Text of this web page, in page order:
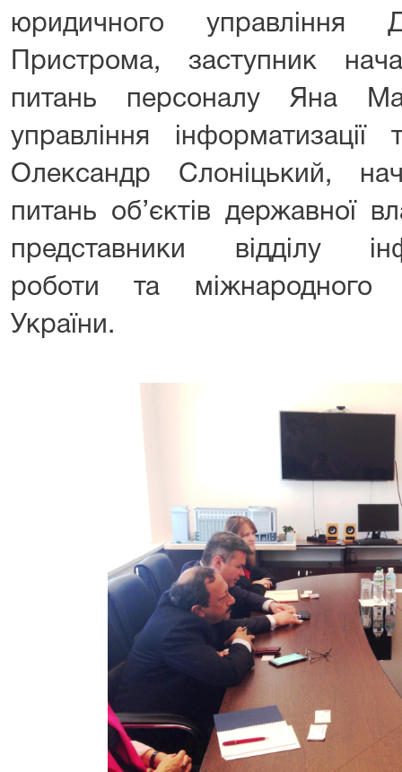
юридичного
Пристрома, заступник
питань персоналу Яна
управління інформатизації
Олександр Слоніцький,
питань об’єктів державної
представники відділу
роботи та міжнародного
України.